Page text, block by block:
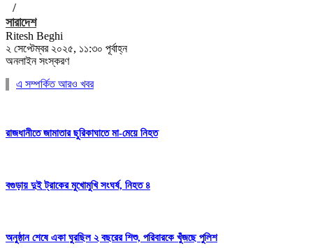
/
সারাদেশ
Ritesh Beghi
২ সেপ্টেম্বর ২০২৫, ১১:৩০ পূর্বাহ্ন
অনলাইন সংস্করণ
এ সম্পর্কিত আরও খবর
রাজধানীতে জামাতার ছুরিকাঘাতে মা-মেয়ে নিহত
বগুড়ায় দুই ট্রাকের মুখোমুখি সংঘর্ষ, নিহত ৪
অনুষ্ঠান শেষে একা ঘুরছিল ২ বছরের শিশু, পরিবারকে খুঁজছে পুলিশ